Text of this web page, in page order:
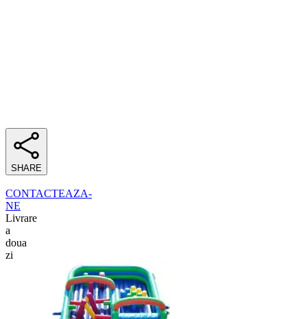
SHARE
CONTACTEAZA-
NE
Livrare
a
doua
zi